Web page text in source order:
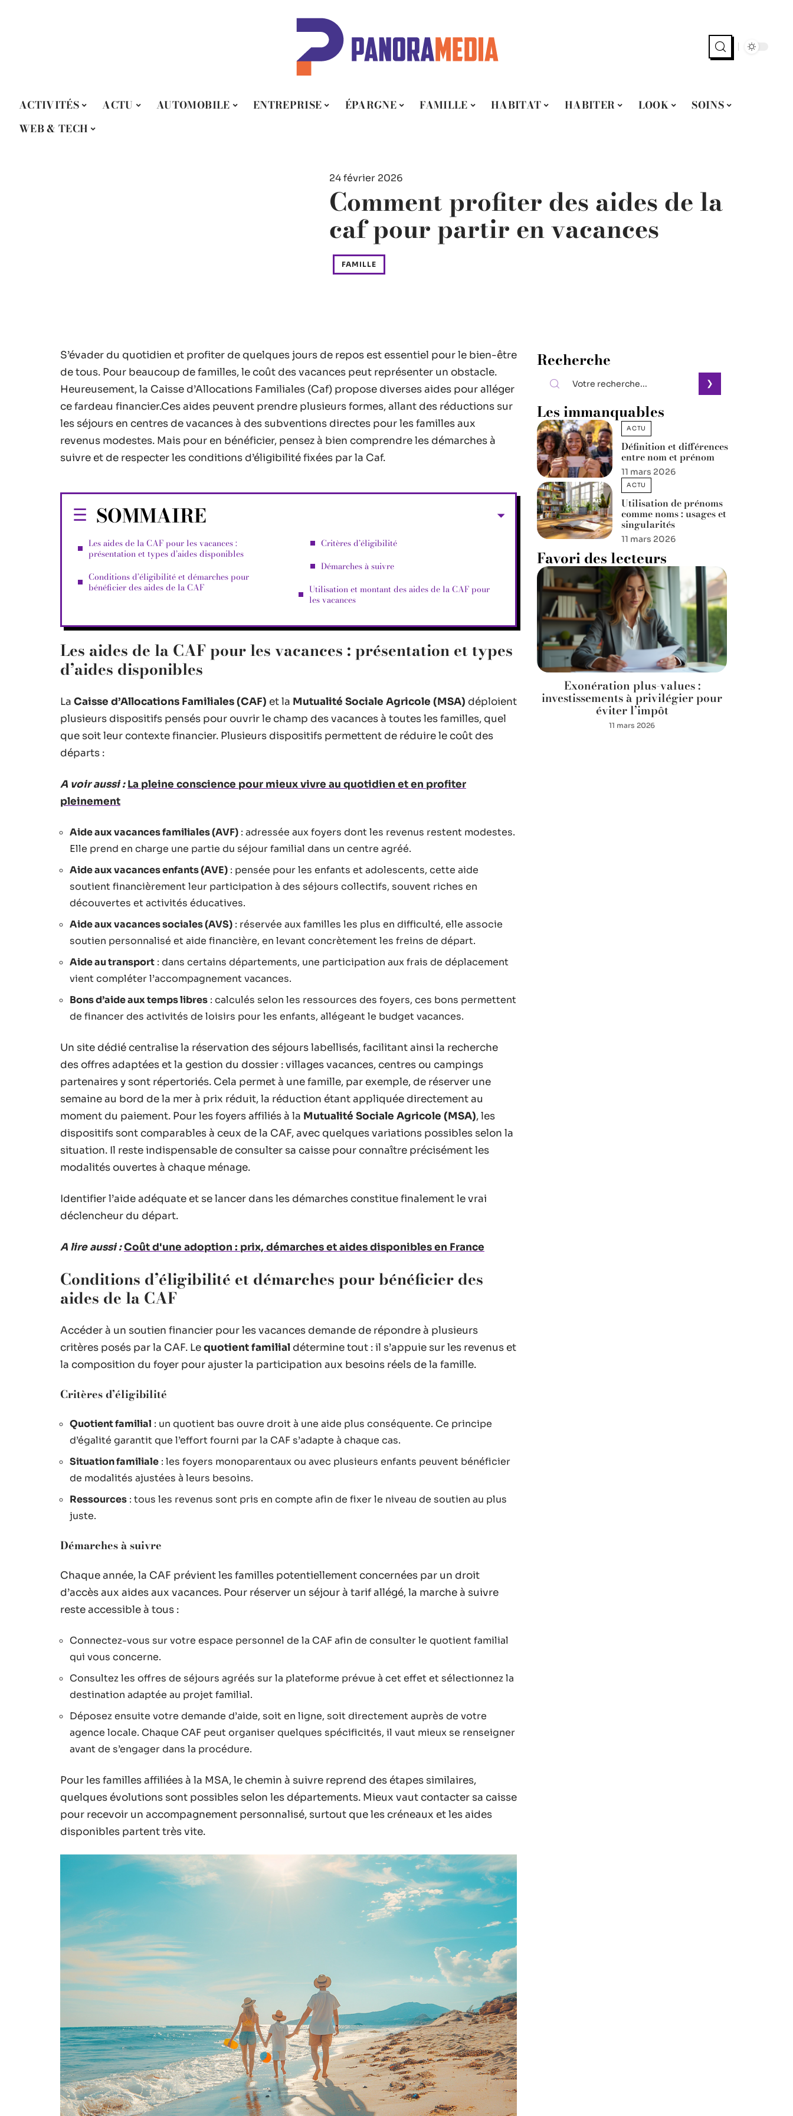
ACTIVITÉS ACTU AUTOMOBILE ENTREPRISE ÉPARGNE FAMILLE HABITAT HABITER LOOK
SOINS
WEB & TECH
24 février 2026
Comment profiter des aides de la
caf pour partir en vacances
FAMILLE
S’évader du quotidien et profiter de quelques jours de repos est essentiel pour le bien-être
de tous. Pour beaucoup de familles, le coût des vacances peut représenter un obstacle.
Heureusement, la Caisse d’Allocations Familiales (Caf) propose diverses aides pour alléger
ce fardeau financier.Ces aides peuvent prendre plusieurs formes, allant des réductions sur
les séjours en centres de vacances à des subventions directes pour les familles aux
revenus modestes. Mais pour en bénéficier, pensez à bien comprendre les démarches à
suivre et de respecter les conditions d’éligibilité fixées par la Caf.
SOMMAIRE
Les aides de la CAF pour les vacances :
présentation et types d’aides disponibles
Conditions d’éligibilité et démarches pour
bénéficier des aides de la CAF
Critères d’éligibilité
Démarches à suivre
Utilisation et montant des aides de la CAF pour
les vacances
Les aides de la CAF pour les vacances : présentation et types
d’aides disponibles
La Caisse d’Allocations Familiales (CAF) et la Mutualité Sociale Agricole (MSA) déploient
plusieurs dispositifs pensés pour ouvrir le champ des vacances à toutes les familles, quel
que soit leur contexte financier. Plusieurs dispositifs permettent de réduire le coût des
départs :
A voir aussi : La pleine conscience pour mieux vivre au quotidien et en profiter
pleinement
Aide aux vacances familiales (AVF) : adressée aux foyers dont les revenus restent modestes.
Elle prend en charge une partie du séjour familial dans un centre agréé.
Aide aux vacances enfants (AVE) : pensée pour les enfants et adolescents, cette aide
soutient financièrement leur participation à des séjours collectifs, souvent riches en
découvertes et activités éducatives.
Aide aux vacances sociales (AVS) : réservée aux familles les plus en difficulté, elle associe
soutien personnalisé et aide financière, en levant concrètement les freins de départ.
Aide au transport : dans certains départements, une participation aux frais de déplacement
vient compléter l’accompagnement vacances.
Bons d’aide aux temps libres : calculés selon les ressources des foyers, ces bons permettent
de financer des activités de loisirs pour les enfants, allégeant le budget vacances.
Un site dédié centralise la réservation des séjours labellisés, facilitant ainsi la recherche
des offres adaptées et la gestion du dossier : villages vacances, centres ou campings
partenaires y sont répertoriés. Cela permet à une famille, par exemple, de réserver une
semaine au bord de la mer à prix réduit, la réduction étant appliquée directement au
moment du paiement. Pour les foyers affiliés à la Mutualité Sociale Agricole (MSA), les
dispositifs sont comparables à ceux de la CAF, avec quelques variations possibles selon la
situation. Il reste indispensable de consulter sa caisse pour connaître précisément les
modalités ouvertes à chaque ménage.
Identifier l’aide adéquate et se lancer dans les démarches constitue finalement le vrai
déclencheur du départ.
A lire aussi :Coût d'une adoption : prix, démarches et aides disponibles en France
Conditions d’éligibilité et démarches pour bénéficier des
aides de la CAF
Accéder à un soutien financier pour les vacances demande de répondre à plusieurs
critères posés par la CAF. Lequotient familial détermine tout : il s’appuie sur les revenus et
la composition du foyer pour ajuster la participation aux besoins réels de la famille.
Critères d’éligibilité
Quotient familial : un quotient bas ouvre droit à une aide plus conséquente. Ce principe
d’égalité garantit que l’effort fourni par la CAF s’adapte à chaque cas.
Situation familiale : les foyers monoparentaux ou avec plusieurs enfants peuvent bénéficier
de modalités ajustées à leurs besoins.
Ressources : tous les revenus sont pris en compte afin de fixer le niveau de soutien au plus
juste.
Démarches à suivre
Chaque année, la CAF prévient les familles potentiellement concernées par un droit
d’accès aux aides aux vacances. Pour réserver un séjour à tarif allégé, la marche à suivre
reste accessible à tous :
Connectez-vous sur votre espace personnel de la CAF afin de consulter le quotient familial
qui vous concerne.
Consultez les offres de séjours agréés sur la plateforme prévue à cet effet et sélectionnez la
destination adaptée au projet familial.
Déposez ensuite votre demande d’aide, soit en ligne, soit directement auprès de votre
agence locale. Chaque CAF peut organiser quelques spécificités, il vaut mieux se renseigner
avant de s’engager dans la procédure.
Pour les familles affiliées à la MSA, le chemin à suivre reprend des étapes similaires,
quelques évolutions sont possibles selon les départements. Mieux vaut contacter sa caisse
pour recevoir un accompagnement personnalisé, surtout que les créneaux et les aides
disponibles partent très vite.
Recherche
Les immanquables
ACTU
Définition et différences
entre nom et prénom
11 mars 2026
ACTU
Utilisation de prénoms
comme noms : usages et
singularités
11 mars 2026
Favori des lecteurs
Exonération plus-values :
investissements à privilégier pour
éviter l’impôt
11 mars 2026